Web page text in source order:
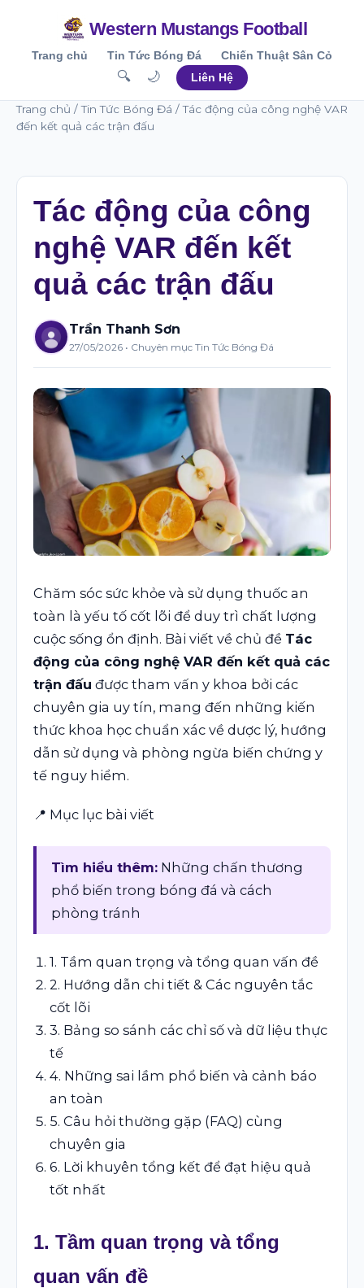
Western Mustangs Football
Trang chủ Tin Tức Bóng Đá Chiến Thuật Sân Cỏ
🔍 🌙 Liên Hệ
Trang chủ /Tin Tức Bóng Đá / Tác động của công nghệ VAR
đến kết quả các trận đấu
Tác động của công
nghệ VAR đến kết
quả các trận đấu
Trần Thanh Sơn
27/05/2026 • Chuyên mục Tin Tức Bóng Đá
Chăm sóc sức khỏe và sử dụng thuốc an
toàn là yếu tố cốt lõi để duy trì chất lượng
cuộc sống ổn định. Bài viết về chủ đề Tác
động của công nghệ VAR đến kết quả các
trận đấu được tham vấn y khoa bởi các
chuyên gia uy tín, mang đến những kiến
thức khoa học chuẩn xác về dược lý, hướng
dẫn sử dụng và phòng ngừa biến chứng y
tế nguy hiểm.
📍 Mục lục bài viết
Tìm hiểu thêm: Những chấn thương
phổ biến trong bóng đá và cách
phòng tránh
1. Tầm quan trọng và tổng quan vấn đề
2. Hướng dẫn chi tiết & Các nguyên tắc
cốt lõi
3. Bảng so sánh các chỉ số và dữ liệu thực
tế
4. Những sai lầm phổ biến và cảnh báo
an toàn
5. Câu hỏi thường gặp (FAQ) cùng
chuyên gia
6. Lời khuyên tổng kết để đạt hiệu quả
tốt nhất
1. Tầm quan trọng và tổng
quan vấn đề